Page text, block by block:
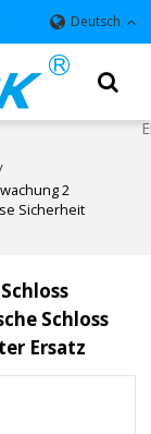
Deutsch
2
Sicherheit
Schloss
Ersatz